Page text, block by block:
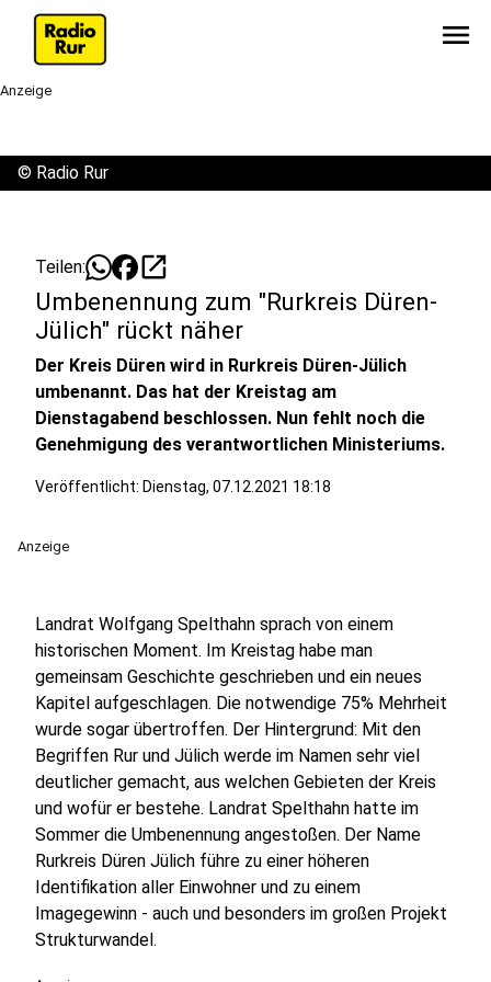
menu
Anzeige
© Radio Rur
Teilen: open_in_new
Umbenennung zum "Rurkreis Düren-
Jülich" rückt näher
Der Kreis Düren wird in Rurkreis Düren-Jülich
umbenannt. Das hat der Kreistag am
Dienstagabend beschlossen. Nun fehlt noch die
Genehmigung des verantwortlichen Ministeriums.
Veröffentlicht: Dienstag, 07.12.2021 18:18
Anzeige
Landrat Wolfgang Spelthahn sprach von einem
historischen Moment. Im Kreistag habe man
gemeinsam Geschichte geschrieben und ein neues
Kapitel aufgeschlagen. Die notwendige 75% Mehrheit
wurde sogar übertroffen. Der Hintergrund: Mit den
Begriffen Rur und Jülich werde im Namen sehr viel
deutlicher gemacht, aus welchen Gebieten der Kreis
und wofür er bestehe. Landrat Spelthahn hatte im
Sommer die Umbenennung angestoßen. Der Name
Rurkreis Düren Jülich führe zu einer höheren
Identifikation aller Einwohner und zu einem
Imagegewinn - auch und besonders im großen Projekt
Strukturwandel.